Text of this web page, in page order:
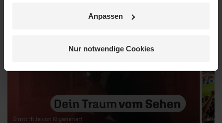
Anpassen
Nur notwendige Cookies
© mit Hilfe von KI generiert © KI-